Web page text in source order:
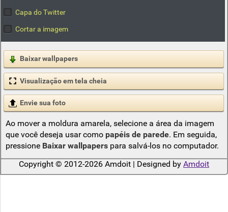
Capa do Twitter
Cortar a imagem
Baixar wallpapers
Visualização em tela cheia
Envie sua foto
Ao mover a moldura amarela, selecione a área da imagem
que você deseja usar como papéis de parede. Em seguida,
pressione Baixar wallpaperspara salvá-los no computador.
Copyright © 2012-2026 Amdoit | Designed by Amdoit